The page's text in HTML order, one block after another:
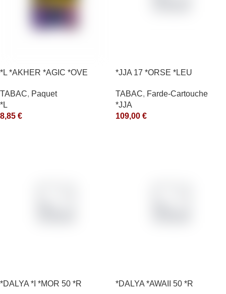
*L *AKHER *AGIC *OVE
TABAC, Paquet
*L
8,85 €
*JJA 17 *ORSE *LEU
TABAC, Farde-Cartouche
*JJA
109,00 €
*DALYA *I *MOR 50 *R *DALYA *AWAII 50 *R